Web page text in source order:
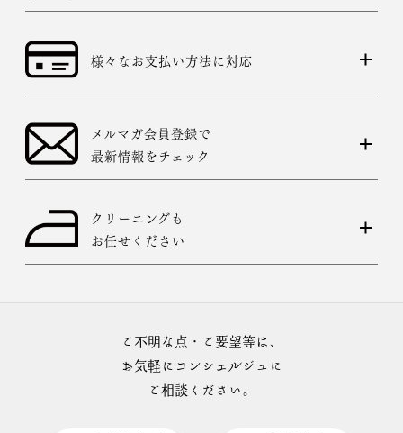
様々なお支払い方法に対応
メルマガ会員登録で
最新情報をチェック
クリーニングも
お任せください
ご不明な点・ご要望等は、
お気軽にコンシェルジュに
ご相談ください。